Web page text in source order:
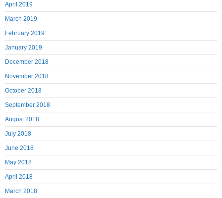
April 2019
March 2019
February 2019
January 2019
December 2018
November 2018
October 2018
September 2018
August 2018
July 2018
June 2018
May 2018
April 2018
March 2018